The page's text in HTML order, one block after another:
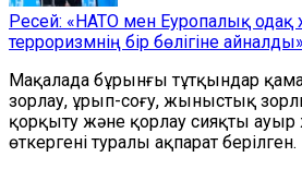
Ресей: «НАТО мен Еуропалық одақ
терроризмнің бір бөлігіне айналды»
Мақалада бұрынғы тұтқындар
зорлау, ұрып-соғу, жыныстық
қорқыту және қорлау сияқты ауыр
өткергені туралы ақпарат берілген.